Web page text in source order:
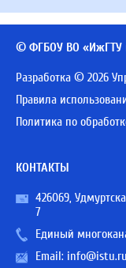
© ФГБОУ ВО «ИжГТУ
Разработка © 2026
Правила
Политика по
КОНТАКТЫ
426069,
7
Единый
Email: info@istu.ru